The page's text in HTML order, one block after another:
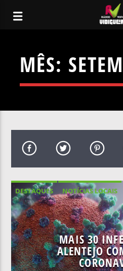
MÊS:
DESTAQUES NOTÍCIAS LOCAIS
MAIS 30
ALENTEJO